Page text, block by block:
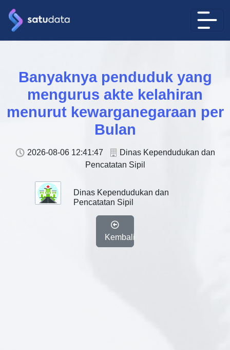
Banyaknya penduduk yang
mengurus akte kelahiran
menurut kewarganegaraan per
Bulan
2026-08-06 12:41:47
Dinas Kependudukan dan
Pencatatan Sipil
Dinas Kependudukan dan
Pencatatan Sipil
Kembali